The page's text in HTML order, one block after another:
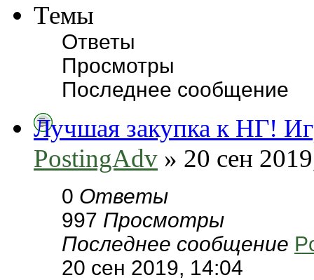
Темы
Ответы
Просмотры
Последнее сообщение
Лучшая закупка к НГ!
PostingAdv » 20 сен
0 Ответы
997 Просмотры
Последнее сообщение
20 сен 2019, 14:04